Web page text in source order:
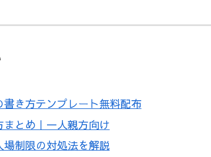
き方テンプレート無料配布
とめ｜一人親方向け
制限の対処法を解説